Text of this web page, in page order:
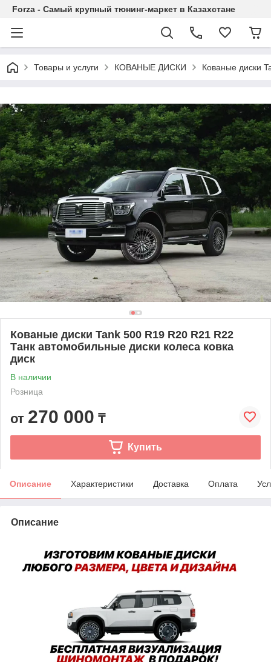
Forza - Самый крупный тюнинг-маркет в Казахстане
Товары и услуги КОВАНЫЕ ДИСКИ Кованые диски
Кованые диски Tank 500 R19 R20 R21 R22
Танк автомобильные диски колеса ковка
диск
В наличии
Розница
от 270 000 ₸
Купить
Описание Характеристики Доставка Оплата
Описание